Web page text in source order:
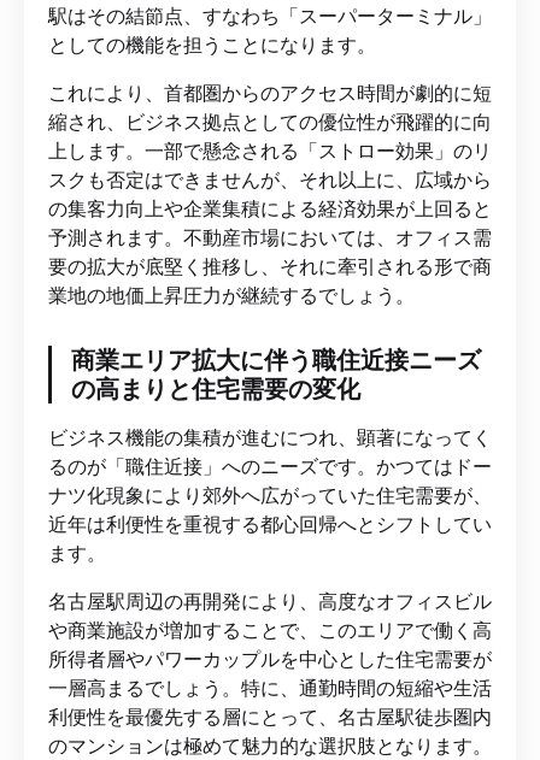
駅はその結節点、すなわち「スーパーターミナル」
としての機能を担うことになります。
これにより、首都圏からのアクセス時間が劇的に短
縮され、ビジネス拠点としての優位性が飛躍的に向
上します。一部で懸念される「ストロー効果」のリ
スクも否定はできませんが、それ以上に、広域から
の集客力向上や企業集積による経済効果が上回ると
予測されます。不動産市場においては、オフィス需
要の拡大が底堅く推移し、それに牽引される形で商
業地の地価上昇圧力が継続するでしょう。
商業エリア拡大に伴う職住近接ニーズ
の高まりと住宅需要の変化
ビジネス機能の集積が進むにつれ、顕著になってく
るのが「職住近接」へのニーズです。かつてはドー
ナツ化現象により郊外へ広がっていた住宅需要が、
近年は利便性を重視する都心回帰へとシフトしてい
ます。
名古屋駅周辺の再開発により、高度なオフィスビル
や商業施設が増加することで、このエリアで働く高
所得者層やパワーカップルを中心とした住宅需要が
一層高まるでしょう。特に、通勤時間の短縮や生活
利便性を最優先する層にとって、名古屋駅徒歩圏内
のマンションは極めて魅力的な選択肢となります。